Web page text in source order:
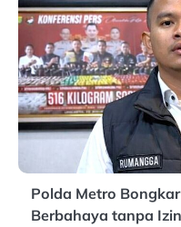
Polda Metro
Berbahaya tanpa